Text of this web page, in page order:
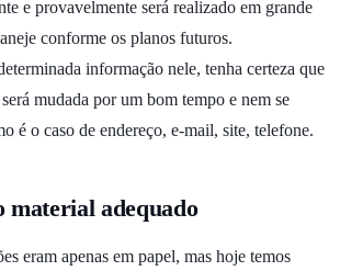
e provavelmente será realizado em grande
conforme os planos futuros.
informação nele, tenha certeza que
mudada por um bom tempo e nem se
é o caso de endereço, e-mail, site, telefone.
material adequado
eram apenas em papel, mas hoje temos